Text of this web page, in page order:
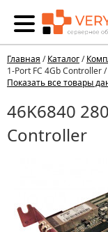
Главная /Каталог/
1-Port FC 4Gb Controller /
Показать все товары
46K6840
Controller